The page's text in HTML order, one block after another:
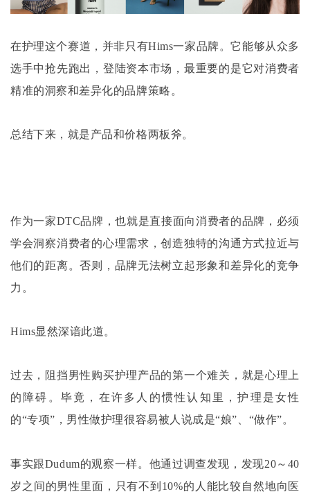
在护理这个赛道，并非只有Hims一家品牌。它能够从众多
选手中抢先跑出，登陆资本市场，最重要的是它对消费者
精准的洞察和差异化的品牌策略。
总结下来，就是产品和价格两板斧。
作为一家DTC品牌，也就是直接面向消费者的品牌，必须
学会洞察消费者的心理需求，创造独特的沟通方式拉近与
他们的距离。否则，品牌无法树立起形象和差异化的竞争
力。
Hims显然深谙此道。
过去，阻挡男性购买护理产品的第一个难关，就是心理上
的障碍。毕竟，在许多人的惯性认知里，护理是女性
的“专项”，男性做护理很容易被人说成是“娘”、“做作”。
事实跟Dudum的观察一样。他通过调查发现，发现20～40
岁之间的男性里面，只有不到10%的人能比较自然地向医